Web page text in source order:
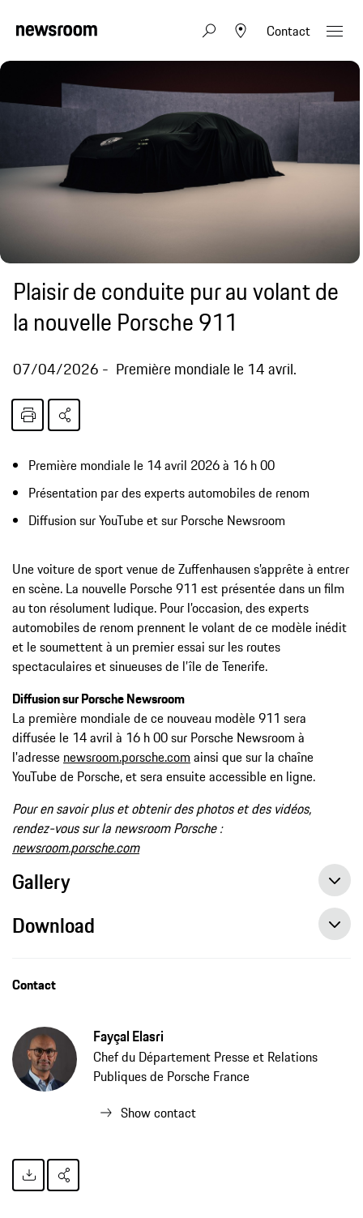
Contact
Plaisir de conduite pur au volant de
la nouvelle Porsche 911
07/04/2026 Première mondiale le 14 avril.
Première mondiale le 14 avril 2026 à 16 h 00
Présentation par des experts automobiles de renom
Diffusion sur YouTube et sur Porsche Newsroom
Une voiture de sport venue de Zuffenhausen s’apprête à entrer
en scène. La nouvelle Porsche 911 est présentée dans un film
au ton résolument ludique. Pour l’occasion, des experts
automobiles de renom prennent le volant de ce modèle inédit
et le soumettent à un premier essai sur les routes
spectaculaires et sinueuses de l’île de Tenerife.
Diffusion sur Porsche Newsroom
La première mondiale de ce nouveau modèle 911 sera
diffusée le 14 avril à 16 h 00 sur Porsche Newsroom à
l'adresse newsroom.porsche.com ainsi que sur la chaîne
YouTube de Porsche, et sera ensuite accessible en ligne.
Pour en savoir plus et obtenir des photos et des vidéos,
rendez-vous sur la newsroom Porsche :
newsroom.porsche.com
Gallery
Download
Contact
Fayçal Elasri
Chef du Département Presse et Relations
Publiques de Porsche France
Show contact